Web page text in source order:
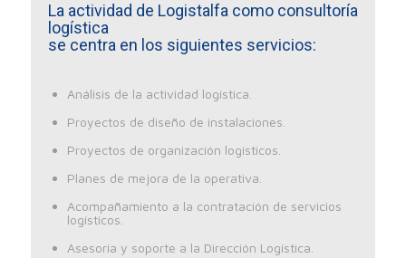
La actividad de Logistalfa como consultoría
logística
se centra en los siguientes servicios:
Análisis de la actividad logística.
Proyectos de diseño de instalaciones.
Proyectos de organización logísticos.
Planes de mejora de la operativa.
Acompañamiento a la contratación de servicios
logísticos.
Asesoría y soporte a la Dirección Logística.